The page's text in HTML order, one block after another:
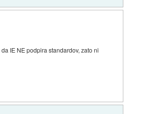
IE NE podpira standardov, zato ni